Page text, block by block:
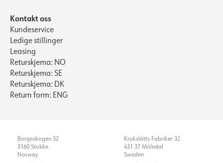
Kontakt oss
Kundeservice
Ledige stillinger
Leasing
Returskjema: NO
Returskjema: SE
Returskjema: DK
Return form: ENG
Borgeskogen 32
3160 Stokke
Norway
Krokslätts Fabriker 32
431 37 Mölndal
Sweden